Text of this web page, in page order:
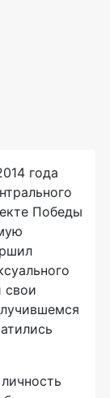
года
Победы
свои